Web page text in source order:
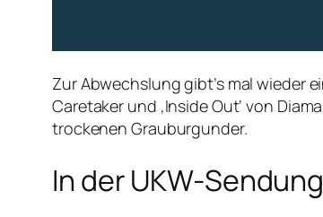
Zur Abwechslung gibt’s mal wieder
Caretaker und ‚Inside Out‘ von
trockenen Grauburgunder.
In der UKW-